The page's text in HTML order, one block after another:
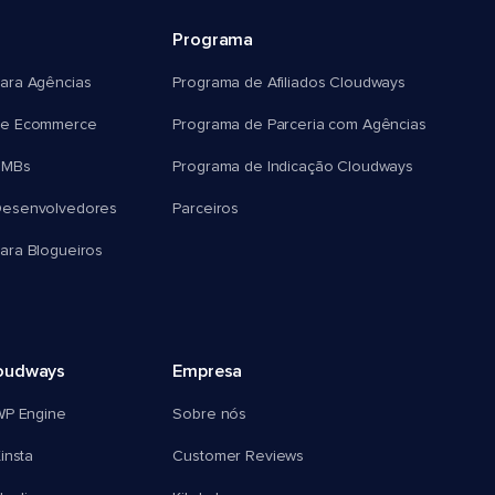
Agências
Ecommerce
Blogueiros
Programa
Programa de Afiliados Cloudways
Programa de Parceria com Agências
Programa de Indicação Cloudways
Parceiros
Engine
Empresa
Sobre nós
Customer Reviews